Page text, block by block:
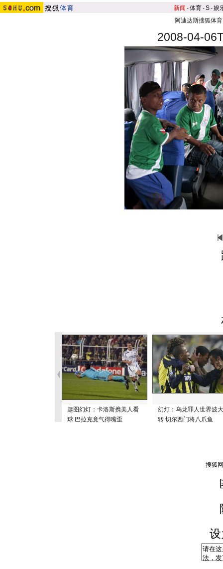
新闻 -体育-S-娱
阿迪达斯搜狐体育
2008-04-
趣图幻灯：卡洛斯携美人看
球 巴拉克竟气得嘴歪
幻灯：乌龙罪人世界波
转 切尔西门将八爪鱼